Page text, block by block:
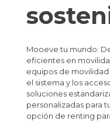
Mooeve tu mundo:
eficientes en
equipos de
el sistema y los
soluciones
personalizadas para
opción de renting